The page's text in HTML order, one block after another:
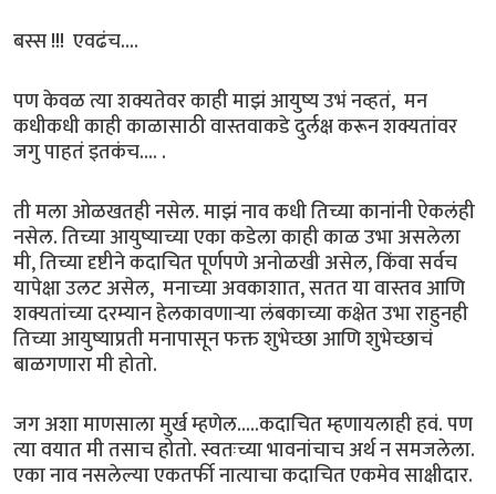
बस्स !!! एवढंच....
पण केवळ त्या शक्यतेवर काही माझं आयुष्य उभं नव्हतं, मन
कधीकधी काही काळासाठी वास्तवाकडे दुर्लक्ष करून शक्यतांवर
जगु पाहतं इतकंच.... .
ती मला ओळखतही नसेल. माझं नाव कधी तिच्या कानांनी ऐकलंही
नसेल. तिच्या आयुष्याच्या एका कडेला काही काळ उभा असलेला
मी, तिच्या दृष्टीने कदाचित पूर्णपणे अनोळखी असेल, किंवा सर्वच
यापेक्षा उलट असेल, मनाच्या अवकाशात, सतत या वास्तव आणि
शक्यतांच्या दरम्यान हेलकावणाऱ्या लंबकाच्या कक्षेत उभा राहुनही
तिच्या आयुष्याप्रती मनापासून फक्त शुभेच्छा आणि शुभेच्छाचं
बाळगणारा मी होतो.
जग अशा माणसाला मुर्ख म्हणेल.....कदाचित म्हणायलाही हवं. पण
त्या वयात मी तसाच होतो. स्वतःच्या भावनांचाच अर्थ न समजलेला.
एका नाव नसलेल्या एकतर्फी नात्याचा कदाचित एकमेव साक्षीदार.